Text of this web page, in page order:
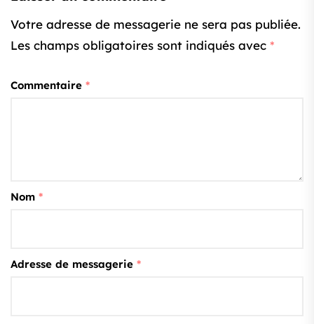
Votre adresse de messagerie ne sera pas publiée.
Les champs obligatoires sont indiqués avec *
Commentaire *
Nom *
Adresse de messagerie *